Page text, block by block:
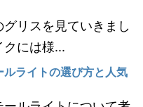
リスを見ていきまし
クには様...
ルライトの選び方と人気